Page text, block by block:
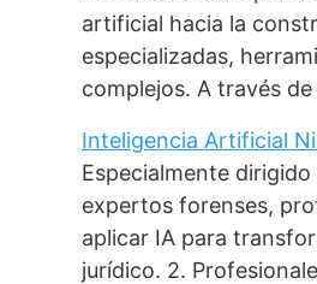
artificial hacia la
especializadas,
complejos. A través
Inteligencia Artificial
Especialmente
expertos forenses,
aplicar IA para
jurídico. 2.